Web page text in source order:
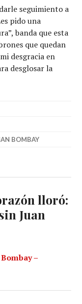
seguimiento a
pido una
banda que esta
que quedan
desgracia en
desglosar la
BOMBAY
lloró:
Juan
–